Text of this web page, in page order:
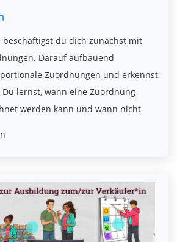
beschäftigst du dich zunächst mit
Darauf aufbauend
Zuordnungen und erkennst
lernst, wann eine Zuordnung
werden kann und wann nicht